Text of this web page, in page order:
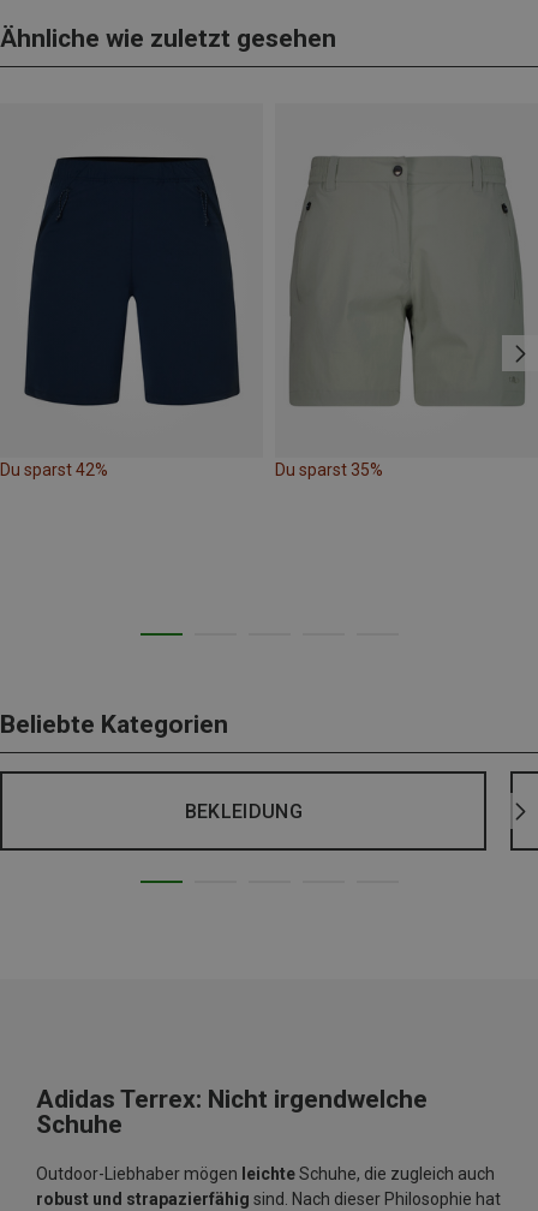
Ähnliche wie zuletzt gesehen
Du sparst 42% Du sparst 35%
Beliebte Kategorien
BEKLEIDUNG
Adidas Terrex: Nicht irgendwelche
Schuhe
Outdoor-Liebhaber mögen leichteSchuhe, die zugleich auch
robust und strapazierfähig sind. Nach dieser Philosophie hat